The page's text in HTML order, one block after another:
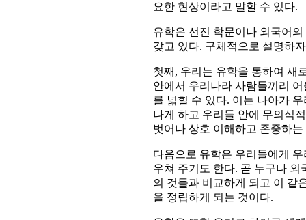
요한 현상이라고 말할 수 있다.
유학은 선진 학문이나 외국어
갖고 있다. 구체적으로 설명하
첫째, 우리는 유학을 통하여 새
안에서 우리나라 사람들끼리
를 넓힐 수 있다. 이는 나아가
나게 하고 우리들 안에 무의식
벗어나 상호 이해하고 존중하
다음으로 유학은 우리들에게
우쳐 주기도 한다. 곧 누구나
의 것들과 비교하게 되고 이 같
을 정립하게 되는 것이다.